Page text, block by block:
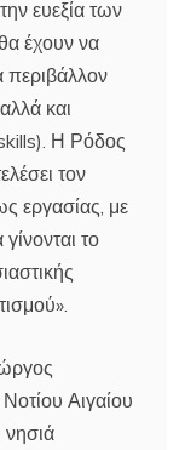
ευεξία των
έχουν να
περιβάλλον
και
Η Ρόδος
τον
εργασίας, με
το
Αιγαίου
νησιά